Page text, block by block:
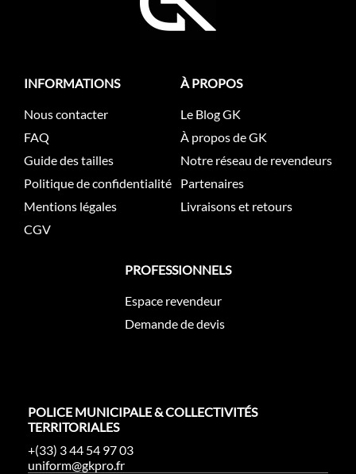
INFORMATIONS
Nous contacter
FAQ
Guide des tailles
Politique de confidentialité
Mentions légales
CGV
À PROPOS
Le Blog GK
À propos de GK
Notre réseau de revendeurs
Partenaires
Livraisons et retours
PROFESSIONNELS
Espace revendeur
Demande de devis
POLICE MUNICIPALE & COLLECTIVITÉS
TERRITORIALES
+(33) 3 44 54 97 03
uniform@gkpro.fr